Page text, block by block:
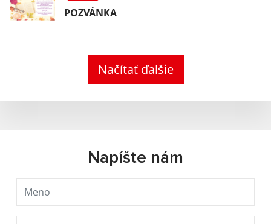
POZVÁNKA
Načítať ďalšie
Napíšte nám